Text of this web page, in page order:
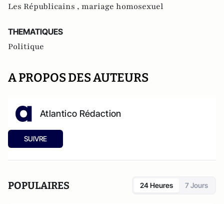
Les Républicains , mariage homosexuel
THEMATIQUES
Politique
A PROPOS DES AUTEURS
Atlantico Rédaction
SUIVRE
POPULAIRES 24 Heures 7 Jours